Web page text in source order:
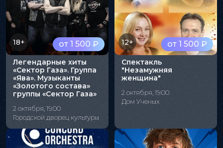
от 1 500 ₽
18+
Легендарные хиты
«Сектор Газа». Группа
«Ява». Музыканты
«Золотого состава»
группы «Сектор Газа»
2 октября, 19:00
Городской дворец культуры
от 1 500 ₽
12+
Спектакль
"Незамужняя
женщина"
2 октября, 19:00
Дом Ученых